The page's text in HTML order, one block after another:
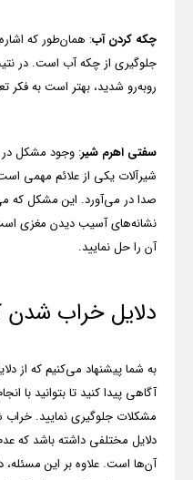
چکه کردن آب: همان‌طور که
جلوگیری از چکه آب است. در
روبه‌رو شدید، بهتر است به فکر
سفتی اهرم شیر: وجود مشکل در
شیرآلات یکی از علائم مهمی
صدا در می‌آورد. این مشکل که
نشانه‌های آسیب دیدن مغزی است
آن را حل نمایید.
دلایل خراب شدن
به شما پیشنهاد می‌کنیم که از
آگاهی پیدا کنید تا بتوانید با
مشکلات جلوگیری نمایید. خراب
دلایل مختلفی داشته باشد که
آن‌ها است. علاوه بر این مسئله،